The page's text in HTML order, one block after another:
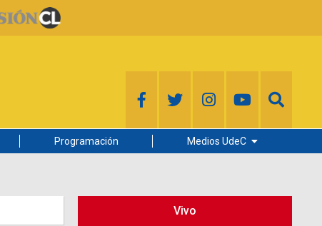
Programación Medios UdeC
Radio UdeC
Vivo